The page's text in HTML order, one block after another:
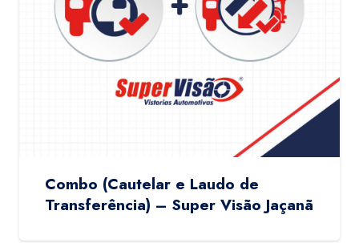
Combo (Cautelar e Laudo de
Transferência) – Super Visão Jaçanã